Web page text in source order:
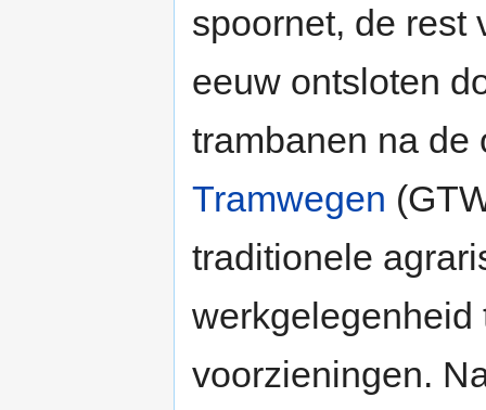
spoornet, de rest
eeuw ontsloten
trambanen na
Tramwegen
traditionele
werkgelegenheid
voorzieningen.